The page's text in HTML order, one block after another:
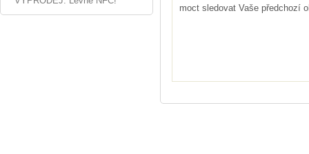
moct sledovat Vaše předchozí